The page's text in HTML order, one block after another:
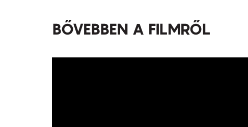
BŐVEBBEN A FILMRŐL